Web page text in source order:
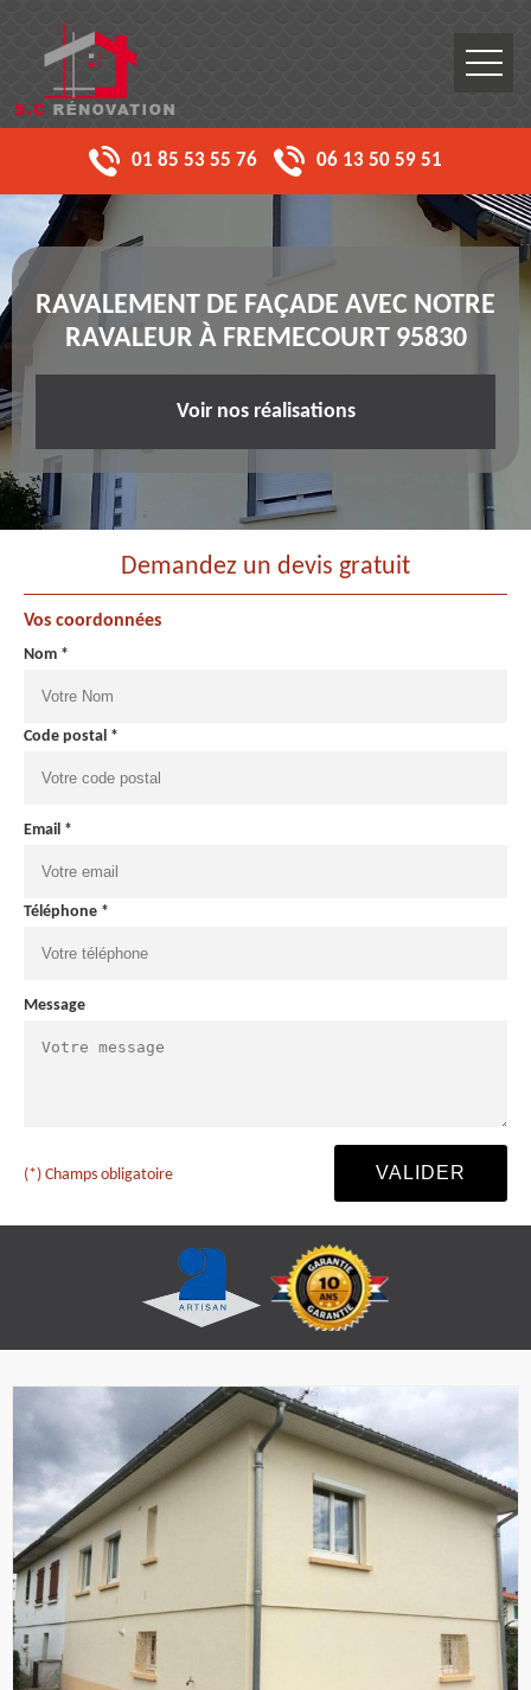
01 85 53 55 76 06 13 50 59 51
RAVALEMENT DE FAÇADE AVEC NOTRE
RAVALEUR À FREMECOURT 95830
Voir nos réalisations
Demandez un devis gratuit
Vos coordonnées
Nom *
Code postal *
Email *
Téléphone *
Message
(*) Champs obligatoire